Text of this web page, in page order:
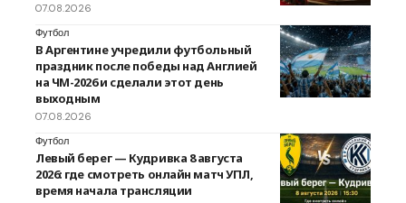
07.08.2026
Футбол
В Аргентине учредили футбольный
праздник после победы над Англией
на ЧМ-2026 и сделали этот день
выходным
07.08.2026
Футбол
Левый берег — Кудривка 8 августа
2026: где смотреть онлайн матч УПЛ,
время начала трансляции